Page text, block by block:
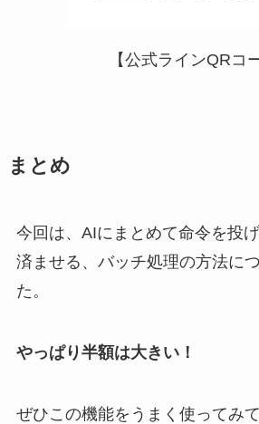
【公式ラインQRコ
まとめ
今回は、AIにまとめて命令を投
済ませる、バッチ処理の方法に
た。
やっぱり半額は大きい！
ぜひこの機能をうまく使ってみて